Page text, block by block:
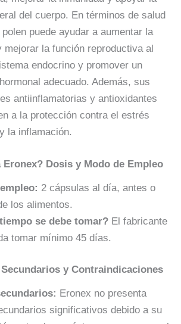
del cuerpo. En términos de salud
puede ayudar a aumentar la
mejorar la función reproductiva al
endocrino y promover un
adecuado. Además, sus
antiinflamatorias y antioxidantes
a la protección contra el estrés
la inflamación.
Eronex? Dosis y Modo de Empleo
2 cápsulas al día, antes o
los alimentos.
se debe tomar? El fabricante
tomar mínimo 45 días.
y Contraindicaciones
Eronex no presenta
significativos debido a su